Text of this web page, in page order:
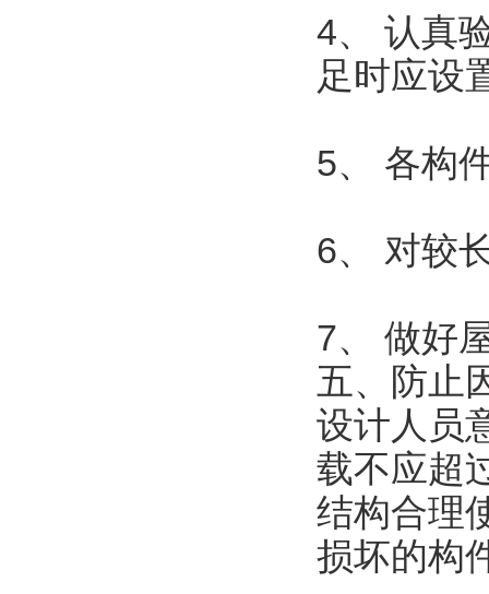
4、 认真
足时应设
5、 各构
6、 对较
7、 做好
五、防止
设计人员
载不应超
结构合理
损坏的构